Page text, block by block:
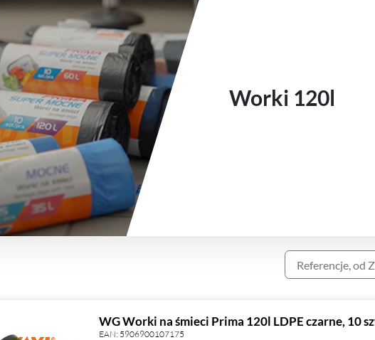
Worki 120l
WG Worki na śmieci Prima 120l LDPE czarne, 10
EAN: 5906900107175